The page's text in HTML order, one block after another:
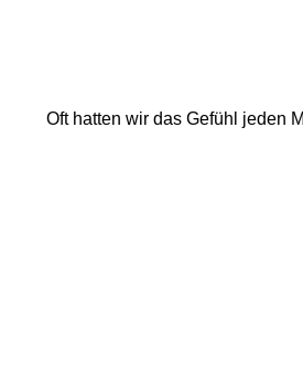
Oft hatten wir das Gefühl jeden